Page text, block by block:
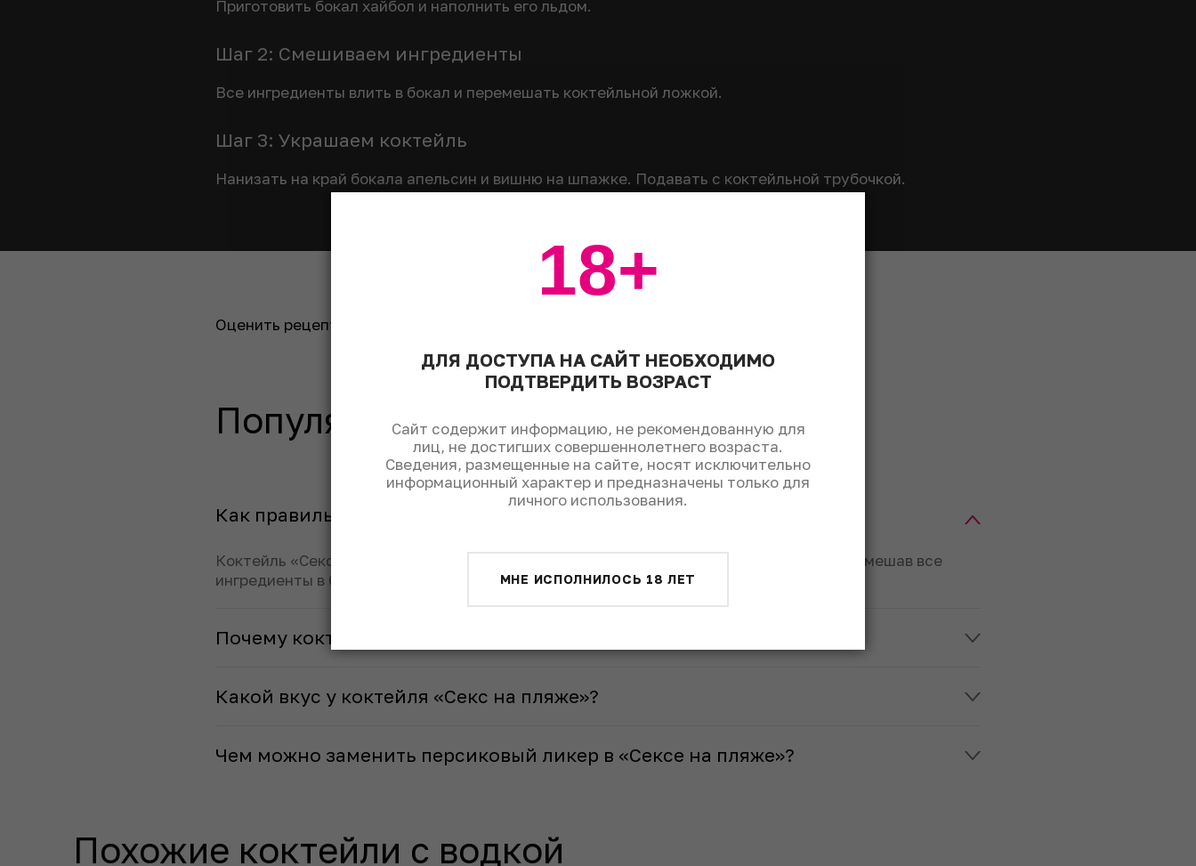
Приготовить бокал хайбол и наполнить его льдом.
Шаг 2: Смешиваем ингредиенты
Все ингредиенты влить в бокал и перемешать коктейльной ложкой.
Шаг 3: Украшаем коктейль
Нанизать на край бокала апельсин и вишню на шпажке. Подавать с коктейльной трубочкой.
Оценить рецепт:
Популярные вопросы
Как правильно пить коктейль «Секс на пляже»?
Коктейль «Секс на пляже» обычно пьют через трубочку, предварительно хорошо перемешав все
ингредиенты в бокале.
Почему коктейль «Секс на пляже» называется «Секс на пляже»?
Какой вкус у коктейля «Секс на пляже»?
Чем можно заменить персиковый ликер в «Сексе на пляже»?
Похожие коктейли с водкой
ДЛЯ ДОСТУПА НА САЙТ НЕОБХОДИМО
ПОДТВЕРДИТЬ ВОЗРАСТ
Сайт содержит информацию, не рекомендованную для
лиц, не достигших совершеннолетнего возраста.
Сведения, размещенные на сайте, носят исключительно
информационный характер и предназначены только для
личного использования.
МНЕ ИСПОЛНИЛОСЬ 18 ЛЕТ
18+